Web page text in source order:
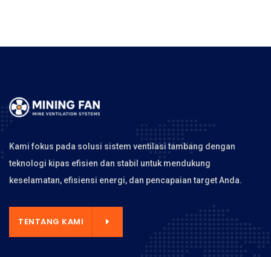
Kami fokus pada solusi sistem ventilasi tambang dengan
teknologi kipas efisien dan stabil untuk mendukung
keselamatan, efisiensi energi, dan pencapaian target Anda.
TENTANG KAMI